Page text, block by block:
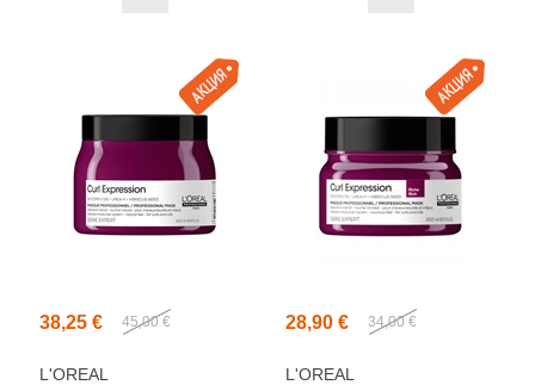
38,25 € 45,00 €
L'OREAL
28,90 € 34,00 €
L'OREAL